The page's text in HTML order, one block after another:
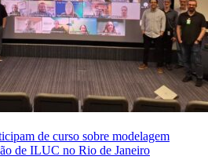
de curso sobre modelagem
de ILUC no Rio de Janeiro